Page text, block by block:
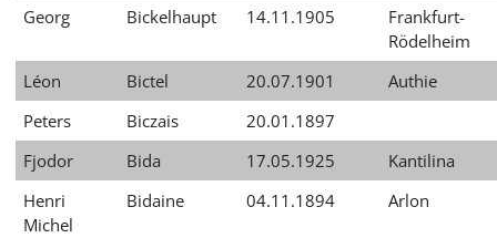
Georg
Bickelhaupt 14.11.1905
Frankfurt-
Rödelheim
Léon
Bictel 20.07.1901
Authie
Peters
Biczais
20.01.1897
Fjodor
Bida 17.05.1925
Kantilina
Henri
Michel
Bidaine 04.11.1894 Arlon